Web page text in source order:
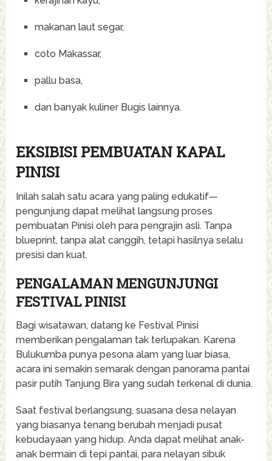
makanan laut segar,
coto Makassar,
pallu basa,
dan banyak kuliner Bugis lainnya.
EKSIBISI PEMBUATAN KAPAL
PINISI
Inilah salah satu acara yang paling edukatif—
pengunjung dapat melihat langsung proses
pembuatan Pinisi oleh para pengrajin asli. Tanpa
blueprint, tanpa alat canggih, tetapi hasilnya selalu
presisi dan kuat.
PENGALAMAN MENGUNJUNGI
FESTIVAL PINISI
Bagi wisatawan, datang ke Festival Pinisi
memberikan pengalaman tak terlupakan. Karena
Bulukumba punya pesona alam yang luar biasa,
acara ini semakin semarak dengan panorama pantai
pasir putih Tanjung Bira yang sudah terkenal di dunia.
Saat festival berlangsung, suasana desa nelayan
yang biasanya tenang berubah menjadi pusat
kebudayaan yang hidup. Anda dapat melihat anak-
anak bermain di tepi pantai, para nelayan sibuk